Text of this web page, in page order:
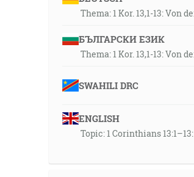
Thema: 1 Kor. 13,1-13: Von
БЪЛГАРСКИ ЕЗИК
Thema: 1 Kor. 13,1-13: Von
SWAHILI DRC
ENGLISH
Topic: 1 Corinthians